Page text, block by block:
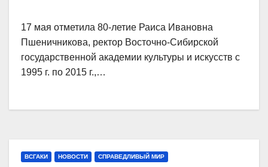
17 мая отметила 80-летие Раиса Ивановна
Пшеничникова, ректор Восточно-Сибирской
государственной академии культуры и искусств с
1995 г. по 2015 г.,…
ВСГАКИ НОВОСТИ СПРАВЕДЛИВЫЙ МИР